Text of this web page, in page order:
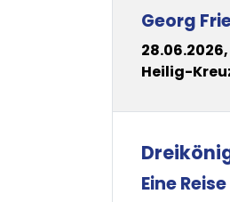
Georg
28.06.2026,
Heilig-
Eine